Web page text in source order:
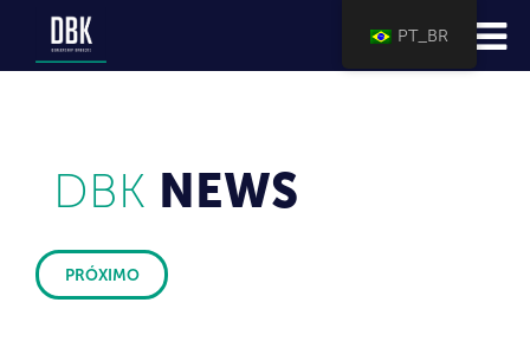
DBK NEWS
PRÓXIMO
PT_BR